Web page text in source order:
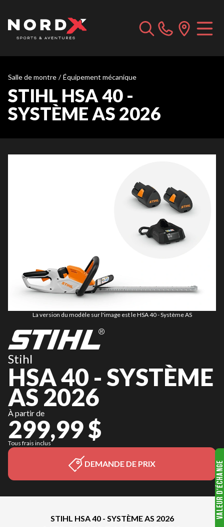
Salle de montre / Équipement mécanique
STIHL HSA 40 -
SYSTÈME AS 2026
La version du modèle sur l'image est le HSA 40 - Système AS
Stihl
HSA 40 - SYSTÈME
AS 2026
À partir de
299,99 $
Tous frais inclus
DEMANDE DE PRIX
STIHL HSA 40 - SYSTÈME AS 2026